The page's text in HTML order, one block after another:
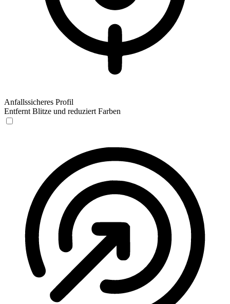
Anfallssicheres Profil
Entfernt Blitze und reduziert Farben